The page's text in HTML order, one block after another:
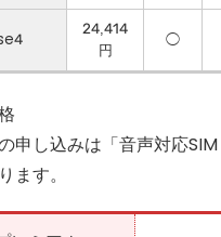
24,414
円
◯
申し込みは「音声対応
ます。